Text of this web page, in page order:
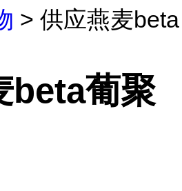
> 供应燕麦beta
beta葡聚